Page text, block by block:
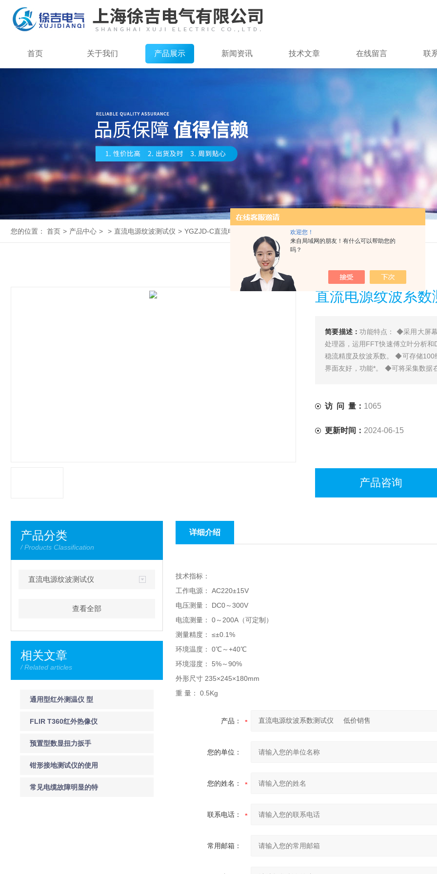
欢迎您！
来自局域网的朋友！有什么可以帮助您的
吗？
首页 关于我们 产品展示 新闻资讯 技术文章 在线留言 联
您的位置： 首页 > 产品中心 > > 直流电源纹波测试仪 > YGZJD-C直流电源纹波系数测试仪 低价销售
直流电源纹波系
简要描述：功能特点： ◆采用大屏
处理器，运用FFT快速傅立叶分析
稳流精度及纹波系数。 ◆可存储
界面友好，功能*。 ◆可将采集数据
访 问 量： 1065
更新时间： 2024-06-15
产品咨询
产品分类
/ Products Classification
直流电源纹波测试仪
查看全部
相关文章
/ Related articles
通用型红外测温仪 型
号:AR330
FLIR T360红外热像仪
FLIR T360红外热像仪
预置型数显扭力扳手
钳形接地测试仪的使用
方法及注意事项
常见电缆故障明显的特
详细介绍
技术指标：
工作电源： AC220±15V
电压测量： DC0～300V
电流测量： 0～200A（可定制）
测量精度： ≤±0.1%
环境温度： 0℃～+40℃
环境湿度： 5%～90%
外形尺寸 235×245×180mm
重 量： 0.5Kg
产品：
您的单位：
您的姓名：
联系电话：
常用邮箱：